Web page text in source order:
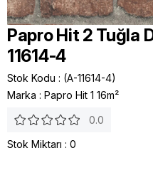
Papro Hit 2 Tuğla
11614-4
Stok Kodu
(A-11614-4)
Marka : Papro Hit 1 16m²
0.0
Stok Miktarı : 0